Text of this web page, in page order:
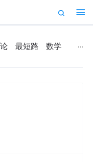
最短路 数学